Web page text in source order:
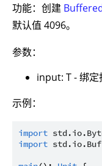
功能：创建
默认值 4096。
参数：
input: T - 绑定
示例：
import
import